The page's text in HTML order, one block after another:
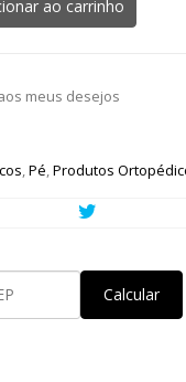
ao carrinho
meus desejos
Pé Produtos
Calcular